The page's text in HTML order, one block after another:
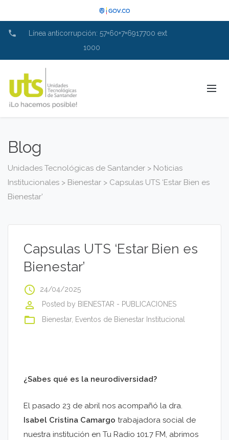
phone
Línea anticorrupción: 57+60+7+6917700 ext
1000
Blog
Unidades Tecnológicas de Santander > Noticias
Institucionales > Bienestar > Capsulas UTS ‘Estar Bien es
Bienestar’
Capsulas UTS ‘Estar Bien es
Bienestar’
access_time 24/04/2025
perm_identity Posted by BIENESTAR - PUBLICACIONES
folder_open Bienestar, Eventos de Bienestar Institucional
¿Sabes qué es la neurodiversidad?
El pasado 23 de abril nos acompañó la dra.
Isabel Cristina Camargo trabajadora social de
nuestra institución en Tu Radio 101.7 FM, abrimos